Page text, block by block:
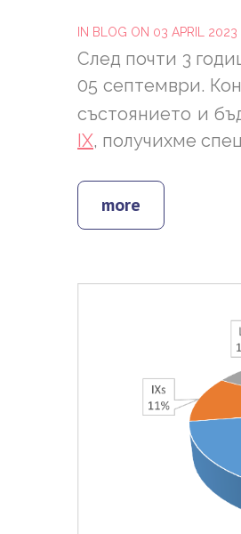
IN BLOG ON 03 APRIL 2023
След почти 3
05 септември.
състоянието и
IX, получихме
more